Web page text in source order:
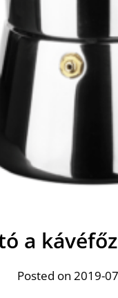
a
Posted on 2019-